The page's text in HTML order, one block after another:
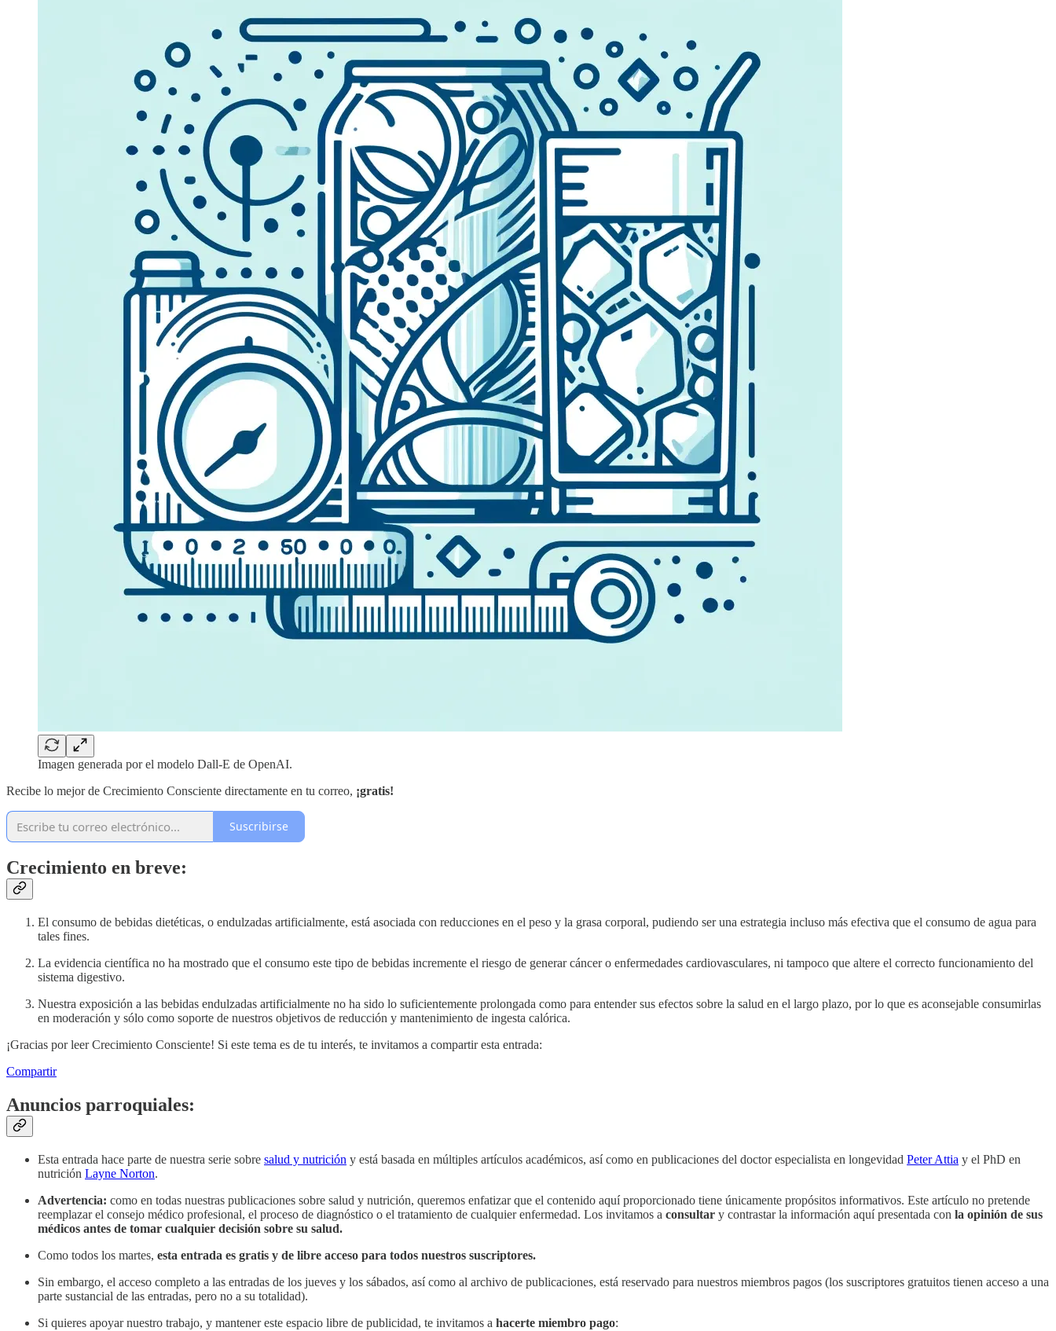
Imagen generada por el modelo Dall-E de OpenAI.
Recibe lo mejor de Crecimiento Consciente directamente en tu correo, ¡gratis!
Suscribirse
Crecimiento en breve:
El consumo de bebidas dietéticas, o endulzadas artificialmente, está asociada con reducciones en el peso y la grasa corporal, pudiendo ser una estrategia incluso más efectiva que el consumo de agua para
tales fines.
La evidencia científica no ha mostrado que el consumo este tipo de bebidas incremente el riesgo de generar cáncer o enfermedades cardiovasculares, ni tampoco que altere el correcto funcionamiento del
sistema digestivo.
Nuestra exposición a las bebidas endulzadas artificialmente no ha sido lo suficientemente prolongada como para entender sus efectos sobre la salud en el largo plazo, por lo que es aconsejable consumirlas
en moderación y sólo como soporte de nuestros objetivos de reducción y mantenimiento de ingesta calórica.
¡Gracias por leer Crecimiento Consciente! Si este tema es de tu interés, te invitamos a compartir esta entrada:
Compartir
Anuncios parroquiales:
Esta entrada hace parte de nuestra serie sobre salud y nutrición y está basada en múltiples artículos académicos, así como en publicaciones del doctor especialista en longevidad Peter Attia y el PhD en
nutrición Layne Norton.
Advertencia: como en todas nuestras publicaciones sobre salud y nutrición, queremos enfatizar que el contenido aquí proporcionado tiene únicamente propósitos informativos. Este artículo no pretende
reemplazar el consejo médico profesional, el proceso de diagnóstico o el tratamiento de cualquier enfermedad. Los invitamos a consultar y contrastar la información aquí presentada con la opinión de sus
médicos antes de tomar cualquier decisión sobre su salud.
Como todos los martes, esta entrada es gratis y de libre acceso para todos nuestros suscriptores.
Sin embargo, el acceso completo a las entradas de los jueves y los sábados, así como al archivo de publicaciones, está reservado para nuestros miembros pagos (los suscriptores gratuitos tienen acceso a una
parte sustancial de las entradas, pero no a su totalidad).
Si quieres apoyar nuestro trabajo, y mantener este espacio libre de publicidad, te invitamos a hacerte miembro pago: